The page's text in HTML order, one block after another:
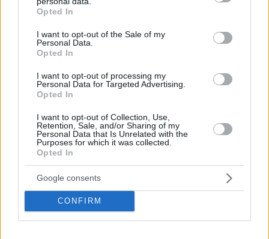
grant or deny consent to Google and its third-party tags to
use your data for below specified purposes in below Google
consent section.
Opted In
I want to opt-out of the Sale of my
Personal Data.
Opted In
I want to opt-out of processing my
Personal Data for Targeted Advertising.
Opted In
I want to opt-out of Collection, Use,
Retention, Sale, and/or Sharing of my
Personal Data that Is Unrelated with the
Purposes for which it was collected.
Opted In
Google consents
CONFIRM
δημιουργώντας ένα μοναδικό οικοσύστημα στη Βόρεια
Εύβοια, δείτε φωτογραφίες
Red Code για Κρήτη, Χίο, Σάμο και Ικαρία το Σάββατο,
πολύ υψηλός κίνδυνος πυρκαγιάς
πριν 14 λεπτά
Μεγαλύτερη ασφάλεια, ταχύτερη ανάρρωση με
πριν 14 λεπτά
Face Mapping: Τι σημαίνουν τα σπυράκια σε
συγκεκριμένα σημεία του προσώπου;
πριν 22 λεπτά
Απεγκλωβισμός τραυματισμένου 18χρονου Ρουμάνου
από δύσβατο σημείο στη Θάσο
πριν 25 λεπτά
Ένοπλοι αυτονομιστές απειλούν τουρίστες και
πριν 31 λεπτά